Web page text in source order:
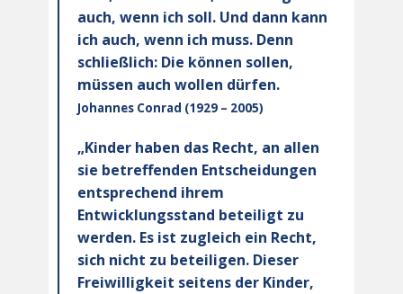
auch, wenn ich soll. Und dann kann
ich auch, wenn ich muss. Denn
schließlich: Die können sollen,
müssen auch wollen dürfen.
Johannes Conrad (1929 – 2005)
„Kinder haben das Recht, an allen
sie betreffenden Entscheidungen
entsprechend ihrem
Entwicklungsstand beteiligt zu
werden. Es ist zugleich ein Recht,
sich nicht zu beteiligen. Dieser
Freiwilligkeit seitens der Kinder,